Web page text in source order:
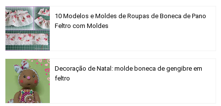
10 Modelos e Moldes de Roupas de Boneca de Pano
Feltro com Moldes
Decoração de Natal: molde boneca de gengibre em
feltro